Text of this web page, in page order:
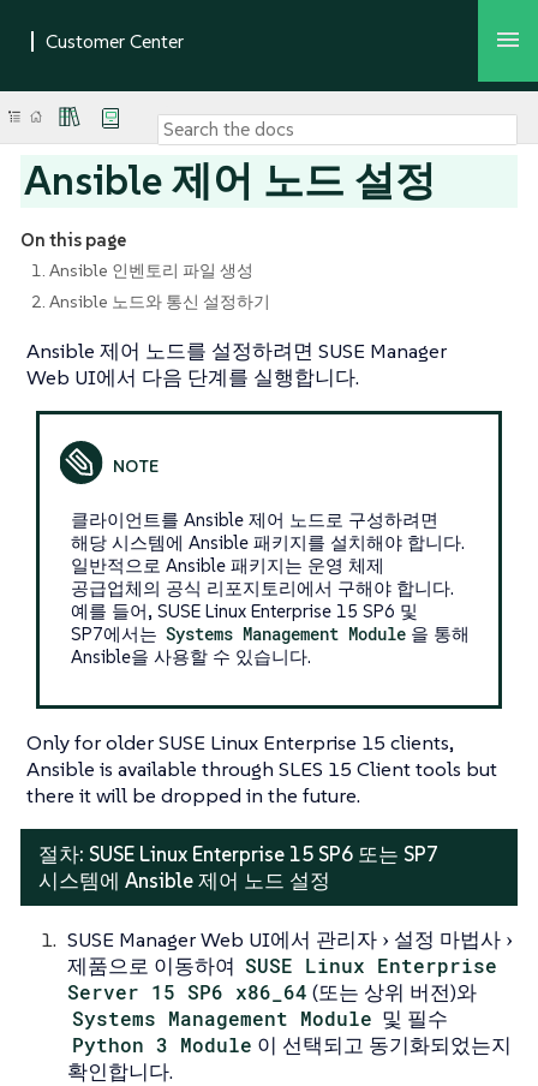
Ansible 제어 노드 설정
On this page
1. Ansible 인벤토리 파일 생성
2. Ansible 노드와 통신 설정하기
Ansible 제어 노드를 설정하려면 SUSE Manager
Web UI에서 다음 단계를 실행합니다.
클라이언트를 Ansible 제어 노드로 구성하려면
해당 시스템에 Ansible 패키지를 설치해야 합니다.
일반적으로 Ansible 패키지는 운영 체제
공급업체의 공식 리포지토리에서 구해야 합니다.
예를 들어, SUSE Linux Enterprise 15 SP6 및
SP7에서는 Systems Management Module 을 통해
Ansible을 사용할 수 있습니다.
Only for older SUSE Linux Enterprise 15 clients,
Ansible is available through SLES 15 Client tools but
there it will be dropped in the future.
절차: SUSE Linux Enterprise 15 SP6 또는 SP7
시스템에 Ansible 제어 노드 설정
SUSE Manager Web UI에서 관리자
설정 마법사
제품으로 이동하여 SUSE Linux Enterprise
Server 15 SP6 x86_64 (또는 상위 버전)와
Systems Management Module 및 필수
Python 3 Module 이 선택되고 동기화되었는지
확인합니다.